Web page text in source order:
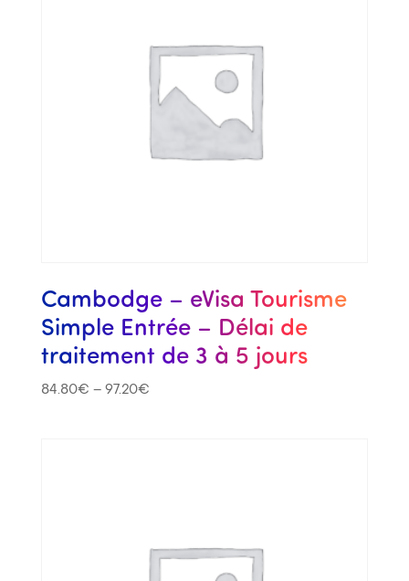
Cambodge – eVisa Tourisme
Simple Entrée – Délai de
traitement de 3 à 5 jours
84.80€ – 97.20€